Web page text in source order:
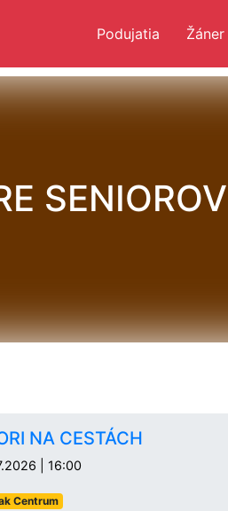
Podujatia Žáner
SENIOROV
NA CESTÁCH
| 16:00
Centrum